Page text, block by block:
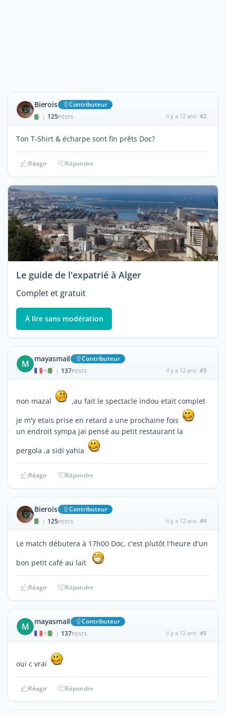
Bierois Contributeur
| 125POSTS il y a 12 ans #2
Ton T-Shirt & écharpe sont fin prêts Doc?
Réagir Répondre
Le guide de l'expatrié à Alger
Complet et gratuit
À lire sans modération
M mayasmail Contributeur
| 137POSTS il y a 12 ans #3
non mazal
,au fait le spectacle indou etait complet
je m'y etais prise en retard a une prochaine fois
un endroit sympa jai pensé au petit restaurant la
pergola ,a sidi yahia
Réagir Répondre
Bierois Contributeur
| 125POSTS il y a 12 ans #4
Le match débutera à 17h00 Doc, c'est plutôt l'heure d'un
bon petit café au lait
Réagir Répondre
M mayasmail Contributeur
| 137POSTS il y a 12 ans #5
oui c vrai
Réagir Répondre